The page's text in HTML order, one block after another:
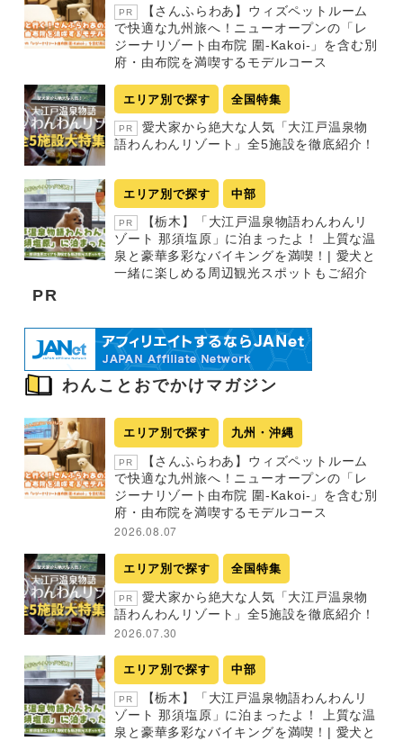
PR
【さんふらわあ】ウィズペットルーム
で快適な九州旅へ！ニューオープンの「レ
ジーナリゾート由布院 圍-Kakoi-」を含む別
府・由布院を満喫するモデルコース
エリア別で探す 全国特集
PR
愛犬家から絶大な人気「大江戸温泉物
語わんわんリゾート」全5施設を徹底紹介！
エリア別で探す 中部
PR
【栃木】「大江戸温泉物語わんわんリ
ゾート 那須塩原」に泊まったよ！ 上質な温
泉と豪華多彩なバイキングを満喫！| 愛犬と
一緒に楽しめる周辺観光スポットもご紹介
PR
わんことおでかけマガジン
エリア別で探す 九州・沖縄
PR
【さんふらわあ】ウィズペットルーム
で快適な九州旅へ！ニューオープンの「レ
ジーナリゾート由布院 圍-Kakoi-」を含む別
府・由布院を満喫するモデルコース
2026.08.07
エリア別で探す 全国特集
PR
愛犬家から絶大な人気「大江戸温泉物
語わんわんリゾート」全5施設を徹底紹介！
2026.07.30
エリア別で探す 中部
PR
【栃木】「大江戸温泉物語わんわんリ
ゾート 那須塩原」に泊まったよ！ 上質な温
泉と豪華多彩なバイキングを満喫！| 愛犬と